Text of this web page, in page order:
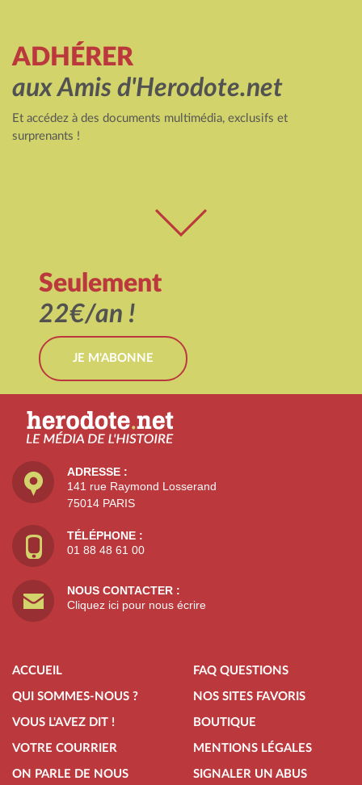
ADHÉRER
aux Amis d'Herodote.net
Et accédez à des documents multimédia, exclusifs et
surprenants !
Seulement
22€/an !
JE M'ABONNE
ADRESSE :
141 rue Raymond Losserand
75014 PARIS
TÉLÉPHONE :
01 88 48 61 00
NOUS CONTACTER :
Cliquez ici pour nous écrire
ACCUEIL
QUI SOMMES-NOUS ?
VOUS L'AVEZ DIT !
VOTRE COURRIER
ON PARLE DE NOUS
FAQ QUESTIONS
NOS SITES FAVORIS
BOUTIQUE
MENTIONS LÉGALES
SIGNALER UN ABUS